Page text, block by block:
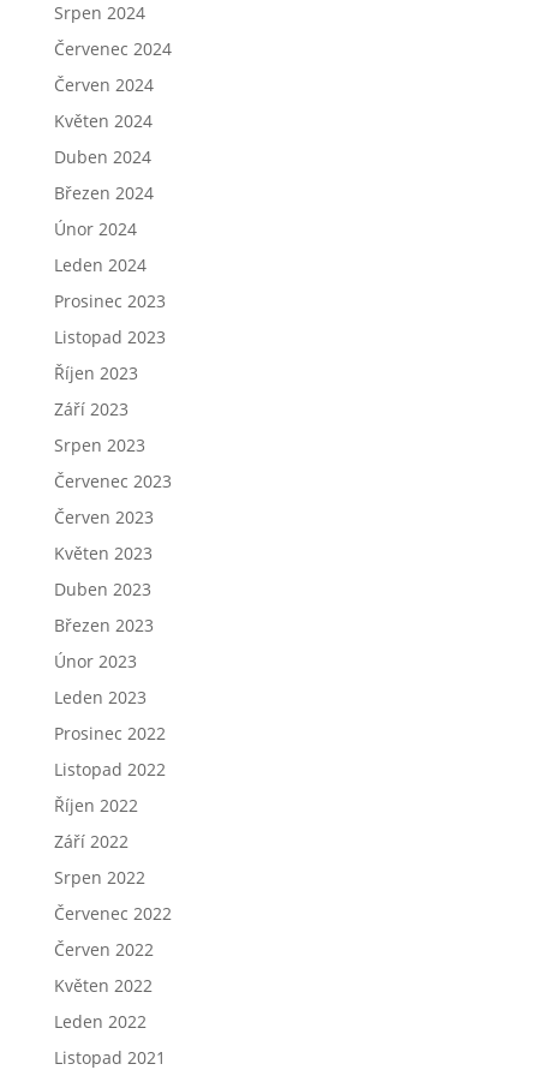
Srpen 2024
Červenec 2024
Červen 2024
Květen 2024
Duben 2024
Březen 2024
Únor 2024
Leden 2024
Prosinec 2023
Listopad 2023
Říjen 2023
Září 2023
Srpen 2023
Červenec 2023
Červen 2023
Květen 2023
Duben 2023
Březen 2023
Únor 2023
Leden 2023
Prosinec 2022
Listopad 2022
Říjen 2022
Září 2022
Srpen 2022
Červenec 2022
Červen 2022
Květen 2022
Leden 2022
Listopad 2021